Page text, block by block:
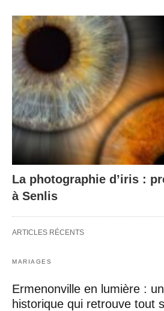
La photographie d’iris :
à Senlis
ARTICLES RÉCENTS
MARIAGES
Ermenonville en lumière :
historique qui retrouve tout